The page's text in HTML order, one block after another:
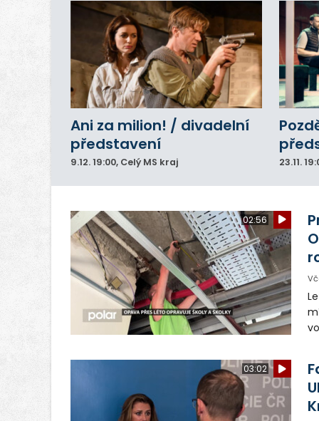
Ani za milion! / divadelní
představení
9.12.19:00, Celý MS kraj 23.11.
02:56
03:02